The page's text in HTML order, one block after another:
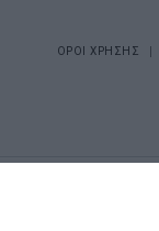
ΟΡΟΙ ΧΡΗΣΗΣ